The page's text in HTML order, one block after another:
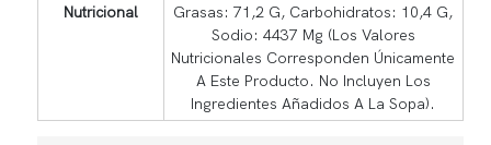
Nutricional
Grasas: 71,2 G, Carbohidratos: 10,4 G,
Sodio: 4437 Mg (Los Valores
Nutricionales Corresponden Únicamente
A Este Producto. No Incluyen Los
Ingredientes Añadidos A La Sopa).